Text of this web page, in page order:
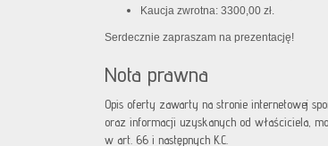
Kaucja zwrotna: 3300,00 zł.
Serdecznie zapraszam na prezentację!
Nota prawna
Opis oferty zawarty na stronie internetowej
oraz informacji uzyskanych od właściciela,
w art. 66 i następnych K.C.